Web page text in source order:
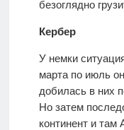
безоглядно
Кербер
У немки
марта по июль
добилась в них
Но затем
континент и там